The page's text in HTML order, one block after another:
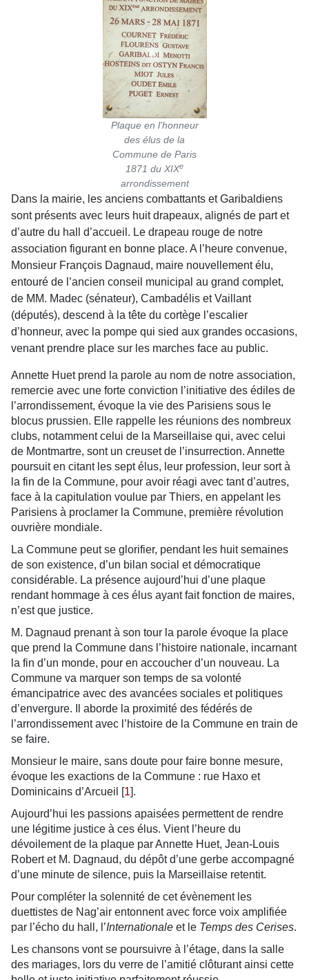
Plaque en l'honneur
des élus de la
Commune de Paris
1871 du XIXe
arrondissement
Dans la mairie, les anciens combattants et Garibaldiens
sont présents avec leurs huit drapeaux, alignés de part et
d’autre du hall d’accueil. Le drapeau rouge de notre
association figurant en bonne place. A l’heure convenue,
Monsieur François Dagnaud, maire nouvellement élu,
entouré de l’ancien conseil municipal au grand complet,
de MM. Madec (sénateur), Cambadélis et Vaillant
(députés), descend à la tête du cortège l’escalier
d’honneur, avec la pompe qui sied aux grandes occasions,
venant prendre place sur les marches face au public.
Annette Huet prend la parole au nom de notre association,
remercie avec une forte conviction l’initiative des édiles de
l’arrondissement, évoque la vie des Parisiens sous le
blocus prussien. Elle rappelle les réunions des nombreux
clubs, notamment celui de la Marseillaise qui, avec celui
de Montmartre, sont un creuset de l’insurrection. Annette
poursuit en citant les sept élus, leur profession, leur sort à
la fin de la Commune, pour avoir réagi avec tant d’autres,
face à la capitulation voulue par Thiers, en appelant les
Parisiens à proclamer la Commune, première révolution
ouvrière mondiale.
La Commune peut se glorifier, pendant les huit semaines
de son existence, d’un bilan social et démocratique
considérable. La présence aujourd’hui d’une plaque
rendant hommage à ces élus ayant fait fonction de maires,
n’est que justice.
M. Dagnaud prenant à son tour la parole évoque la place
que prend la Commune dans l’histoire nationale, incarnant
la fin d’un monde, pour en accoucher d’un nouveau. La
Commune va marquer son temps de sa volonté
émancipatrice avec des avancées sociales et politiques
d’envergure. Il aborde la proximité des fédérés de
l’arrondissement avec l’histoire de la Commune en train de
se faire.
Monsieur le maire, sans doute pour faire bonne mesure,
évoque les exactions de la Commune : rue Haxo et
Dominicains d’Arcueil
[1].
Aujourd’hui les passions apaisées permettent de rendre
une légitime justice à ces élus. Vient l’heure du
dévoilement de la plaque par Annette Huet, Jean-Louis
Robert et M. Dagnaud, du dépôt d’une gerbe accompagné
d’une minute de silence, puis la Marseillaise retentit.
Pour compléter la solennité de cet évènement les
duettistes de Nag’air entonnent avec force voix amplifiée
par l’écho du hall, l’Internationale et le Temps des Cerises.
Les chansons vont se poursuivre à l’étage, dans la salle
des mariages, lors du verre de l’amitié clôturant ainsi cette